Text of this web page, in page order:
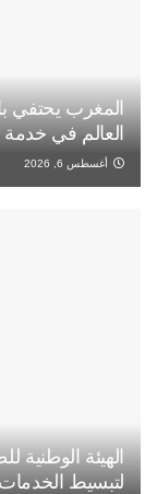
المغرب يحتفي
العالم في خدمة
أغسطس 6, 2026
الهيئة الوطنية
لتبسيط الخدمات